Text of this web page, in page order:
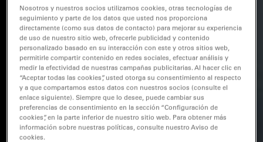
Nosotros y nuestros socios utilizamos cookies, otras tecnologías de
seguimiento y parte de los datos que usted nos proporciona
directamente (como sus datos de contacto) para mejorar su experiencia
de uso de nuestro sitio web, ofrecerle publicidad y contenido
personalizado basado en su interacción con este y otros sitios web,
permitirle compartir contenido en redes sociales, efectuar análisis y
medir la efectividad de nuestras campañas publicitarias. Al hacer clic en
“Aceptar todas las cookies”, usted otorga su consentimiento al respecto
y a que compartamos estos datos con nuestros socios (consulte el
enlace siguiente). Siempre que lo desee, puede cambiar sus
preferencias de consentimiento en la sección “Configuración de
cookies”, en la parte inferior de nuestro sitio web. Para obtener más
información sobre nuestras políticas, consulte nuestro Aviso de
cookies.